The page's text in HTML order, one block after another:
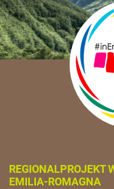
REGIONALPROJEKT
EMILIA-ROMAGNA